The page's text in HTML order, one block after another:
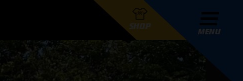
SHOP
MENU